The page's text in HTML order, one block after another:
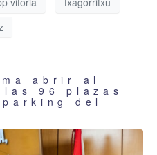
abrir al
96 plazas
del